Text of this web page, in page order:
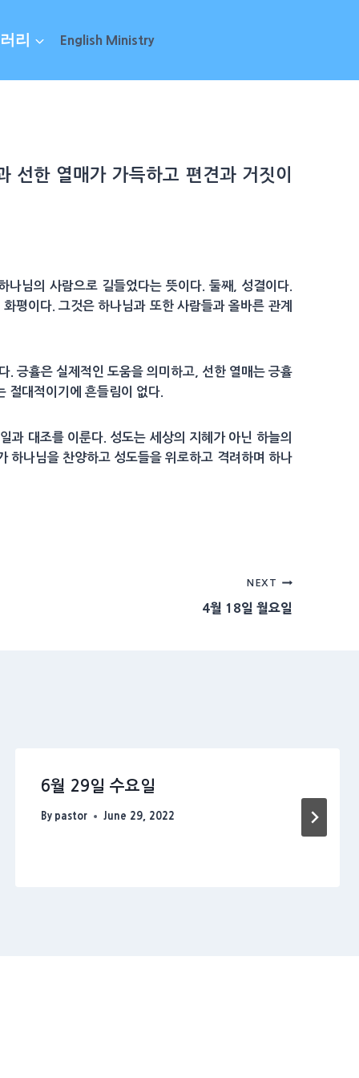
리 English Ministry
선한 열매가 가득하고 편견과 거짓이
님의 사람으로 길들었다는 뜻이다. 둘째, 성결이다.
평이다. 그것은 하나님과 또한 사람들과 올바른 관계
. 긍휼은 실제적인 도움을 의미하고, 선한 열매는 긍휼
절대적이기에 흔들림이 없다.
과 대조를 이룬다. 성도는 세상의 지혜가 아닌 하늘의
하나님을 찬양하고 성도들을 위로하고 격려하며 하나
NEXT
4월 18일 월요일
6월 29일 수요일
By pastor June 29, 2022